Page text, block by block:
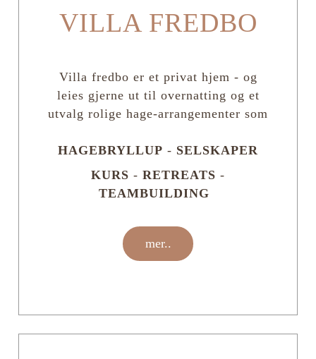
VILLA FREDBO
Villa fredbo er et privat hjem - og
leies gjerne ut til overnatting og et
utvalg rolige hage-arrangementer som
HAGEBRYLLUP - SELSKAPER
KURS - RETREATS -
TEAMBUILDING
mer..